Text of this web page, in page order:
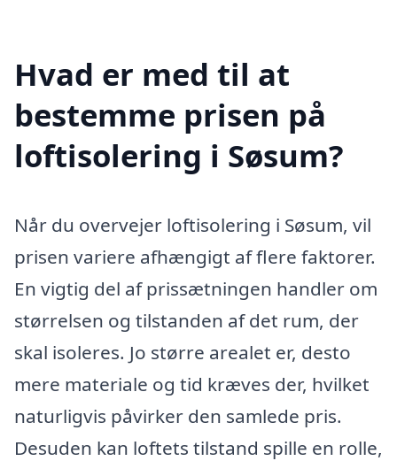
Hvad er med til at
bestemme prisen på
loftisolering i Søsum?
Når du overvejer loftisolering i Søsum, vil
prisen variere afhængigt af flere faktorer.
En vigtig del af prissætningen handler om
størrelsen og tilstanden af det rum, der
skal isoleres. Jo større arealet er, desto
mere materiale og tid kræves der, hvilket
naturligvis påvirker den samlede pris.
Desuden kan loftets tilstand spille en rolle,